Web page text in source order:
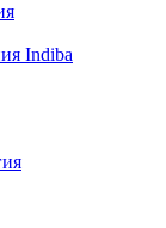
Indiba